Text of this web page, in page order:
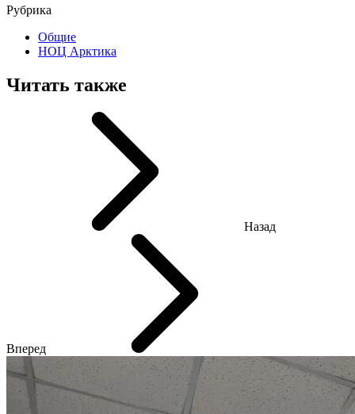
Рубрика
Общие
НОЦ Арктика
Читать также
Назад
Вперед